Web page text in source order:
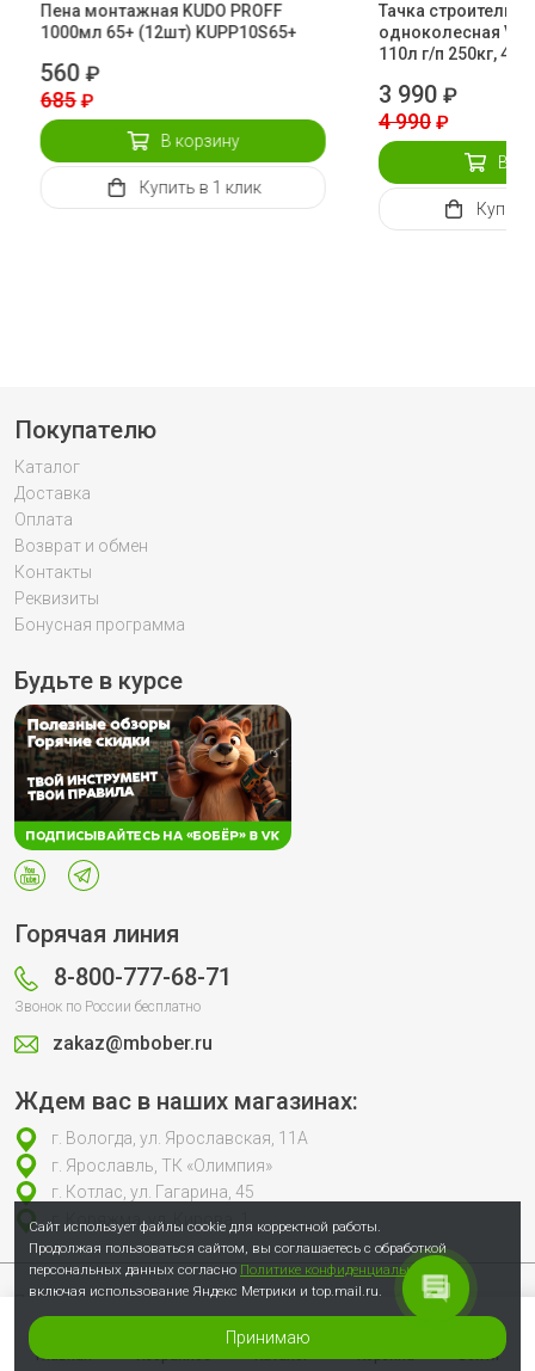
Главная Войти
Пена монтажная KUDO PROFF
1000мл 65+ (12шт) KUPP10S65+
560₽
685 ₽
В корзину
Купить в 1 клик
Тачка
одноколесная
110л г/п 250кг,
3 990 ₽
4 990 ₽
В
Купить
Сайт использует файлы cookie для корректной работы.
Продолжая пользоваться сайтом, вы соглашаетесь с обработкой
персональных данных согласно Политике конфиденциальности
включая использование Яндекс Метрики и top.mail.ru.
Принимаю
Покупателю
Каталог
Доставка
Оплата
Возврат и обмен
Контакты
Реквизиты
Бонусная программа
Будьте в курсе
Горячая линия
8-800-777-68-71
Звонок по России бесплатно
zakaz@mbober.ru
Ждем вас в наших магазинах:
г. Вологда, ул. Ярославская, 11А
г. Ярославль, ТК «Олимпия»
г. Котлас, ул. Гагарина, 45
г. Коряжма, ул. Кирова, 1
Продолжая пользоваться сайтом, вы соглашаетесь с обработкой
персональных данных согласноПолитике конфиденциальности
, включая
использование Яндекс Метрики и top.mail.ru.
© 2007-2026 Сеть специализированных магазинов инструмента «Бобёр»